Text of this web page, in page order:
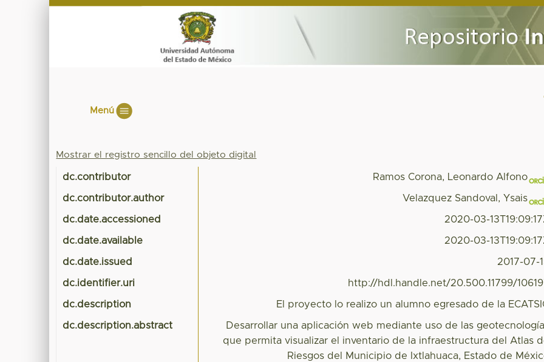
Menú
Mostrar el registro sencillo del objeto digital
dc.contributor Ramos Corona, Leonardo Alfono
dc.contributor.author Velazquez Sandoval, Ysais
dc.date.accessioned 2020-03-
dc.date.available 2020-03-
dc.date.issued 2017-07-
dc.identifier.uri http://hdl.handle.net/20.500.11799/
dc.description El proyecto lo realizo un alumno egresado de la
dc.description.abstract
Desarrollar una aplicación web mediante uso de las
que permita visualizar el inventario de la infraestructura del Atlas
Riesgos del Municipio de Ixtlahuaca, Estado de